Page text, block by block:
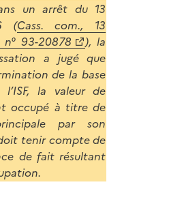
un arrêt du 13
(Cass. com., 13
93-20878
), la
a jugé que
de la base
la valeur de
occupé à titre de
par son
tenir compte de
de fait résultant